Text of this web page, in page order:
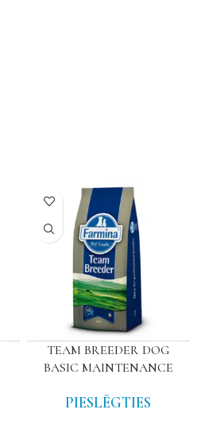
TEAM BREEDER DOG
BASIC MAINTENANCE
PIESLĒGTIES